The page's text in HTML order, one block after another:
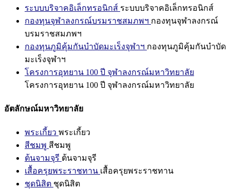
ระบบบริจาคอิเล็กทรอนิกส์ ระบบบริจาคอิเล็กทรอนิกส์
กองทุนจุฬาลงกรณ์บรมราชสมภพฯ กองทุนจุฬาลงกรณ์
บรมราชสมภพฯ
กองทุนภูมิคุ้มกันบำบัดมะเร็งจุฬาฯ กองทุนภูมิคุ้มกันบำบัด
มะเร็งจุฬาฯ
โครงการอุทยาน 100 ปี จุฬาลงกรณ์มหาวิทยาลัย
โครงการอุทยาน 100 ปี จุฬาลงกรณ์มหาวิทยาลัย
อัตลักษณ์มหาวิทยาลัย
พระเกี้ยว พระเกี้ยว
สีชมพู สีชมพู
ต้นจามจุรี ต้นจามจุรี
เสื้อครุยพระราชทาน เสื้อครุยพระราชทาน
ชุดนิสิต ชุดนิสิต